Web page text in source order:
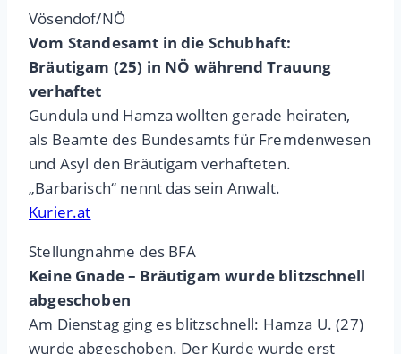
Vösendof/NÖ
Vom Standesamt in die Schubhaft:
Bräutigam (25) in NÖ während Trauung
verhaftet
Gundula und Hamza wollten gerade heiraten,
als Beamte des Bundesamts für Fremdenwesen
und Asyl den Bräutigam verhafteten.
„Barbarisch“ nennt das sein Anwalt.
Kurier.at
Stellungnahme des BFA
Keine Gnade – Bräutigam wurde blitzschnell
abgeschoben
Am Dienstag ging es blitzschnell: Hamza U. (27)
wurde abgeschoben. Der Kurde wurde erst